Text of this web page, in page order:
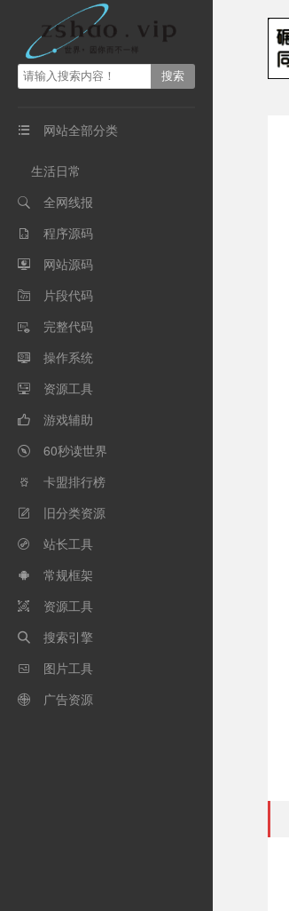
 网站全部分类
生活日常
 全网线报
 程序源码
 网站源码
 片段代码
 完整代码
 操作系统
 资源工具
 游戏辅助
 60秒读世界
 卡盟排行榜
 旧分类资源
 站长工具
 常规框架
 资源工具
 搜索引擎
 图片工具
 广告资源